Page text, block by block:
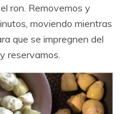
ron. Removemos y
moviendo mientras
que se impregnen del
reservamos.